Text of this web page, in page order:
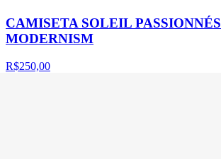
CAMISETA SOLEIL PASSIONNÉS
MODERNISM
R$250,00